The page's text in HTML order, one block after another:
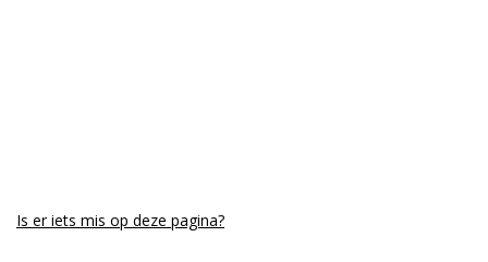
Is er iets mis op deze pagina?